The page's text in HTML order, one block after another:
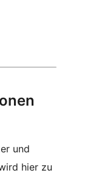
und
hier zu